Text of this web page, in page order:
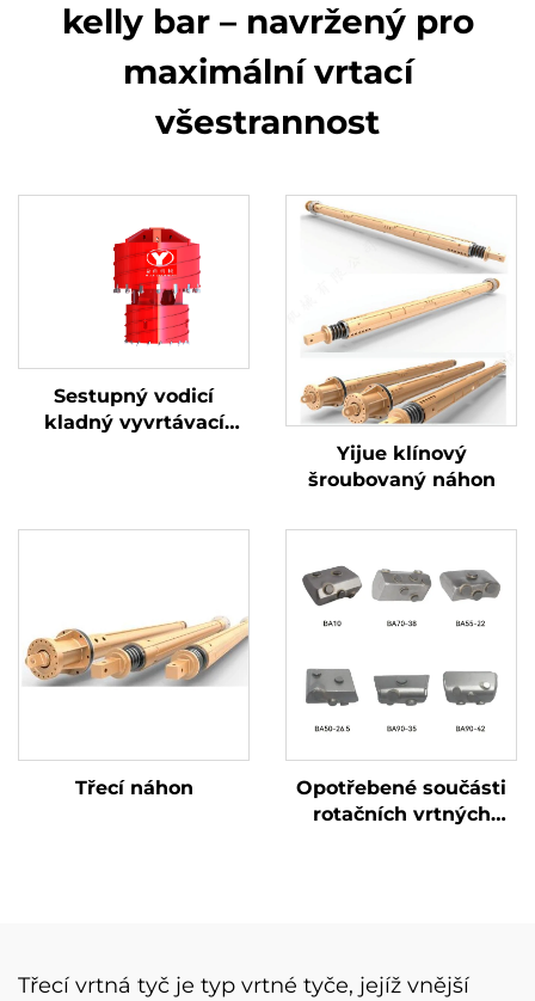
kelly bar – navržený pro
maximální vrtací
všestrannost
Sestupný vodicí
kladný vyvrtávací
Yijue klínový
šroubovaný náhon
Třecí náhon
Opotřebené součásti
rotačních vrtných
pouzdrovaný vrták
Třecí vrtná tyč je typ vrtné tyče, jejíž vnější